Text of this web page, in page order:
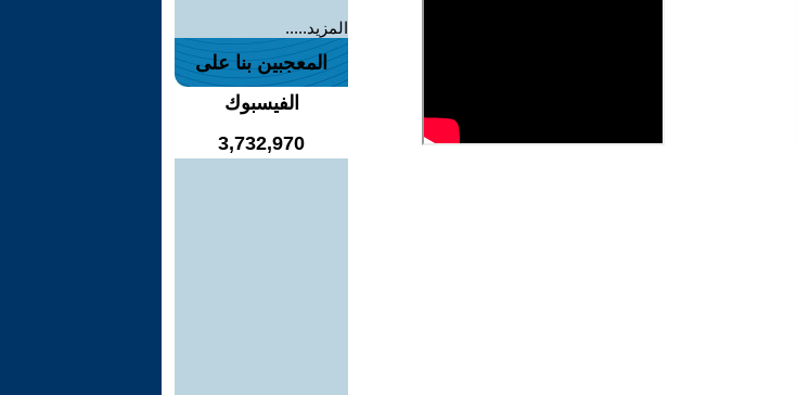
المزيد.....
المعجبين بنا على
الفيسبوك
3,732,970